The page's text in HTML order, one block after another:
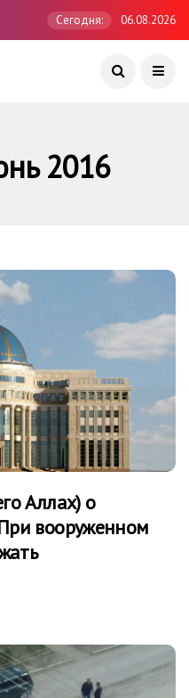
Сегодня: 06.08.2026
2016
Аллах) о
вооруженном